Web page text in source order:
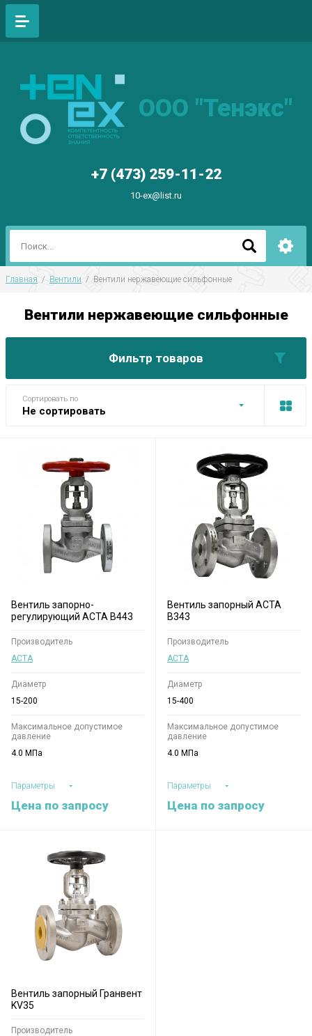
ООО "Тенэкс"
+7 (473) 259-11-22
10-ex@list.ru
Главная
  /
Вентили
  /  Вентили нержавеющие сильфонные
Вентили нержавеющие сильфонные
Фильтр товаров
Сортировать по
Не сортировать
Вентиль запорно-
регулирующий АСТА B443
Производитель
АСТА
Диаметр
15-200
Максимальное допустимое
давление
4.0 МПа
Параметры
Цена по запросу
Вентиль запорный АСТА
B343
Производитель
АСТА
Диаметр
15-400
Максимальное допустимое
давление
4.0 МПа
Параметры
Цена по запросу
Вентиль запорный Гранвент
KV35
Производитель